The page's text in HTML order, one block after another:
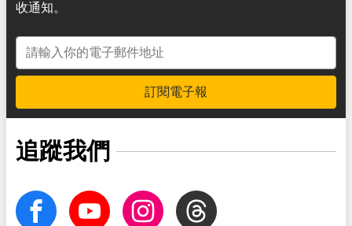
收通知。
電子郵件地址
訂閱電子報
追蹤我們
facebook Youtube InstagramThreads